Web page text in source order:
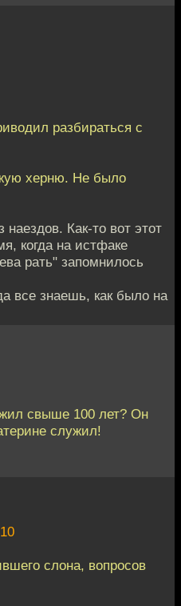
разбираться с
херню. Не было
Как-то вот этот
когда на истфаке
рать" запомнилось
все знаешь, как было на
свыше 100 лет? Он
служил!
слона, вопросов